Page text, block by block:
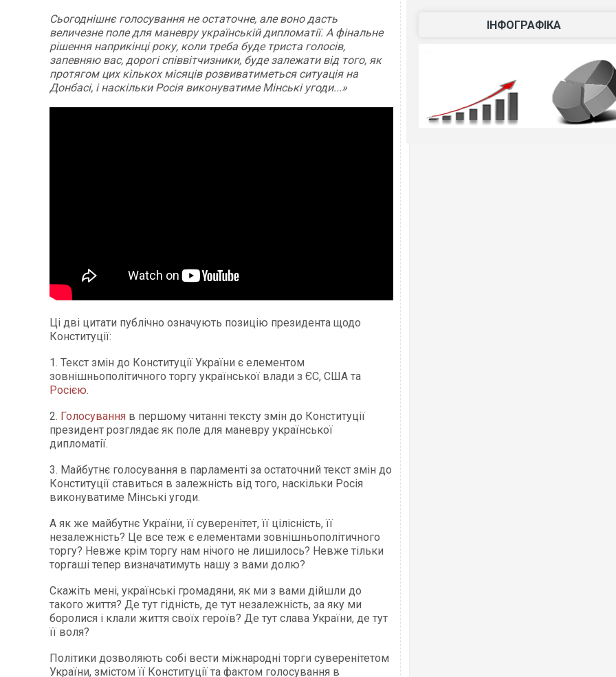
Сьогоднішнє голосування не остаточне, але воно дасть
величезне поле для маневру українській дипломатії. А фінальне
рішення наприкінці року, коли треба буде триста голосів,
запевняю вас, дорогі співвітчизники, буде залежати від того, як
протягом цих кількох місяців розвиватиметься ситуація на
Донбасі, і наскільки Росія виконуватиме Мінські угоди...»
Ці дві цитати публічно означують позицію президента щодо
Конституції:
1. Текст змін до Конституції України є елементом
зовнішньополітичного торгу української влади з ЄС, США та
Росією.
2. Голосування в першому читанні тексту змін до Конституції
президент розглядає як поле для маневру української
дипломатії.
3. Майбутнє голосування в парламенті за остаточний текст змін до
Конституції ставиться в залежність від того, наскільки Росія
виконуватиме Мінські угоди.
А як же майбутнє України, її суверенітет, її цілісність, її
незалежність? Це все теж є елементами зовнішньополітичного
торгу? Невже крім торгу нам нічого не лишилось? Невже тільки
торгаші тепер визначатимуть нашу з вами долю?
Скажіть мені, українські громадяни, як ми з вами дійшли до
такого життя? Де тут гідність, де тут незалежність, за яку ми
боролися і клали життя своїх героїв? Де тут слава України, де тут
її воля?
Політики дозволяють собі вести міжнародні торги суверенітетом
України, змістом її Конституції та фактом голосування в
ІНФОГРАФІКА